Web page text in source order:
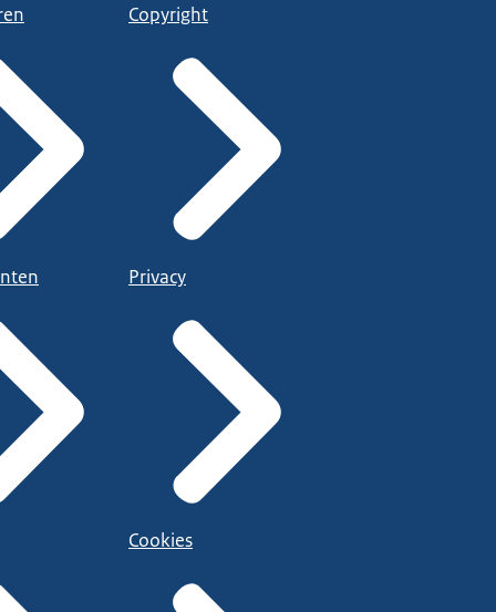
Copyright
Privacy
Cookies